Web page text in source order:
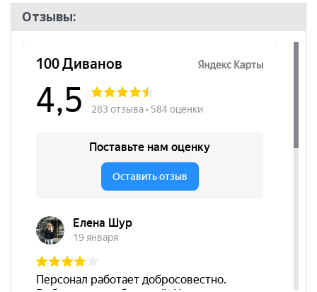
Отзывы: